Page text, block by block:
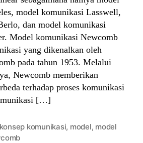
model komunikasi Lasswell,
dan model komunikasi
Model komunikasi Newcomb
yang dikenalkan oleh
pada tahun 1953. Melalui
Newcomb memberikan
terhadap proses komunikasi
[…]
konsep komunikasi, model, model